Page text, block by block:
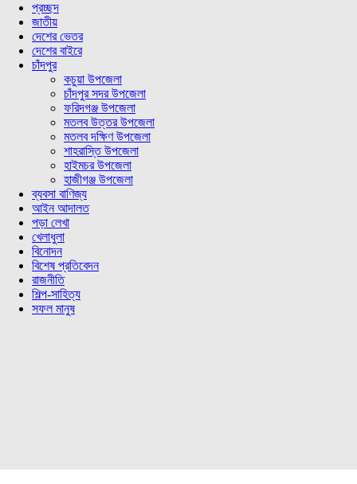
প্রচ্ছদ
জাতীয়
দেশের ভেতর
দেশের বাইরে
চাঁদপুর
কচুয়া উপজেলা
চাঁদপুর সদর উপজেলা
ফরিদগঞ্জ উপজেলা
মতলব উত্তর উপজেলা
মতলব দক্ষিণ উপজেলা
শাহরাস্তি উপজেলা
হাইমচর উপজেলা
হাজীগঞ্জ উপজেলা
ব্যবসা বাণিজ্য
আইন আদালত
পড়া লেখা
খেলাধুলা
বিনোদন
বিশেষ প্রতিবেদন
রাজনীতি
শিল্প-সাহিত্য
সফল মানুষ